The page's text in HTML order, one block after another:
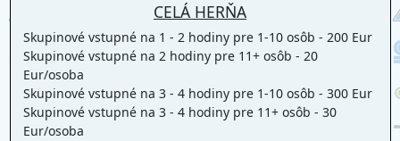
CELÁ HERŇA
Skupinové vstupné na 1 - 2 hodiny pre 1-10 osôb - 200 Eur
Skupinové vstupné na 2 hodiny pre 11+ osôb - 20
Eur/osoba
Skupinové vstupné na 3 - 4 hodiny pre 1-10 osôb - 300 Eur
Skupinové vstupné na 3 - 4 hodiny pre 11+ osôb - 30
Eur/osoba